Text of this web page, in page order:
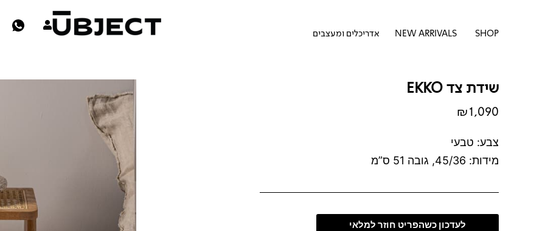
SHOP פתח SHOPNEW ARRIVALS אדריכלים ומעצבים
שידת צד EKKO
₪1,090
צבע: טבעי
מידות: 45/36, גובה 51 ס”מ
לעדכון כשהפריט חוזר למלאי